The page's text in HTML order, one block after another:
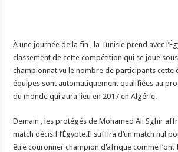
À une journée de la fin , la Tunisie prend avec
classement de cette compétition qui se joue
championnat vu le nombre de participants cette
équipes sont automatiquement qualifiées au
du monde qui aura lieu en 2017 en Algérie.
Demain , les protégés de Mohamed Ali Sghir
match décisif l’Égypte.Il suffira d’un match nul
être couronner champion d’afrique comme l’ont